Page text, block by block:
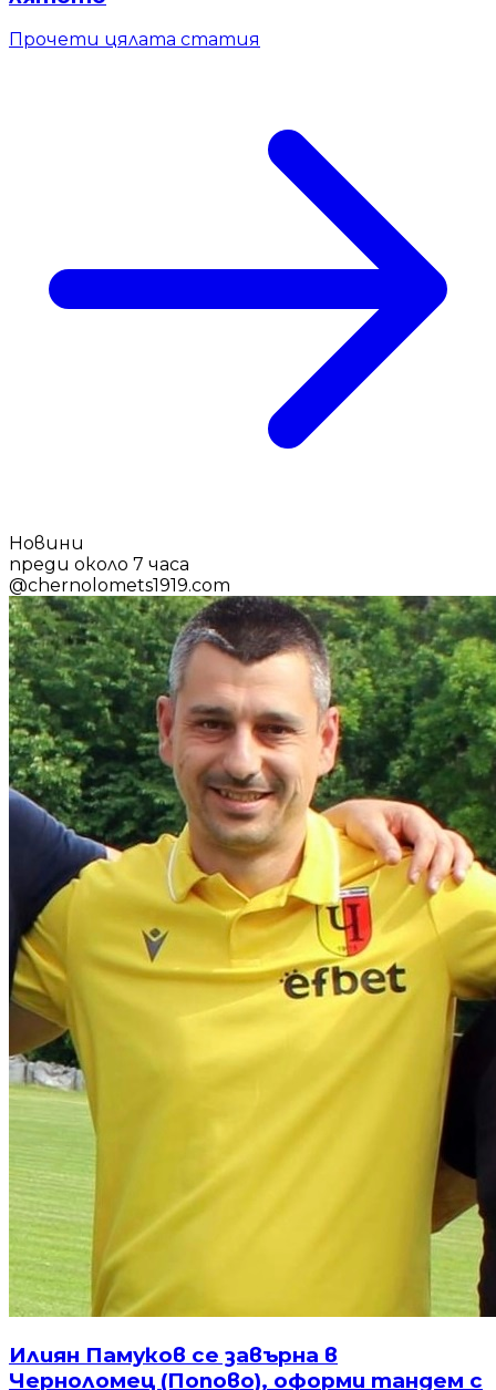
Прочети цялата статия
Новини
преди около 7 часа
@chernolomets1919.com
Илиян Памуков се завърна в
Черноломец (Попово), оформи тандем с